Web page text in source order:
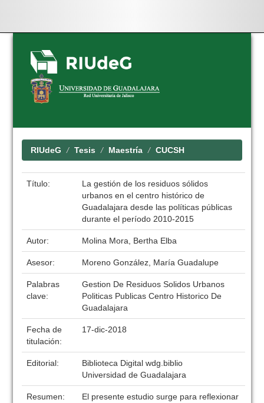
Skip
navigation
RIUdeG Tesis Maestría CUCSH
Título:
La gestión de los residuos sólidos
urbanos en el centro histórico de
Guadalajara desde las políticas públicas
durante el período 2010-2015
Autor: Molina Mora, Bertha Elba
Asesor: Moreno González, María Guadalupe
Palabras
clave:
Gestion De Residuos Solidos Urbanos
Politicas Publicas Centro Historico De
Guadalajara
Fecha de
titulación:
17-dic-2018
Editorial:
Biblioteca Digital wdg.biblio
Universidad de Guadalajara
Resumen:
El presente estudio surge para reflexionar